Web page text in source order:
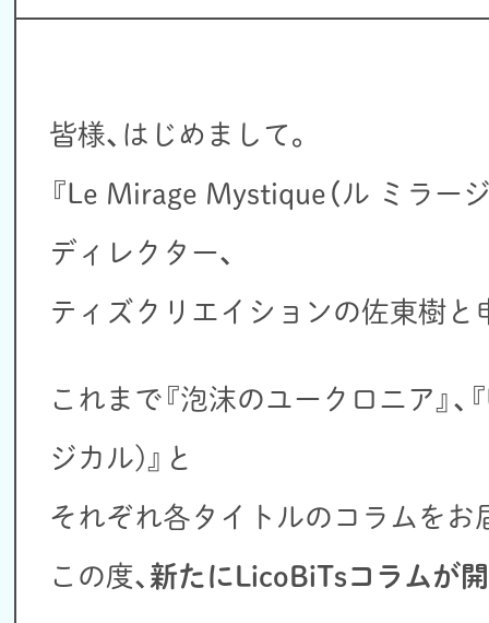
皆様、はじめまして。
『Le Mirage Mystique（ル ミラー
ディレクター、
ティズクリエイションの佐東樹と
これまで『泡沫のユークロニア』
ジカル)』と
それぞれ各タイトルのコラムをお
この度、 新たにLicoBiTsコラムが